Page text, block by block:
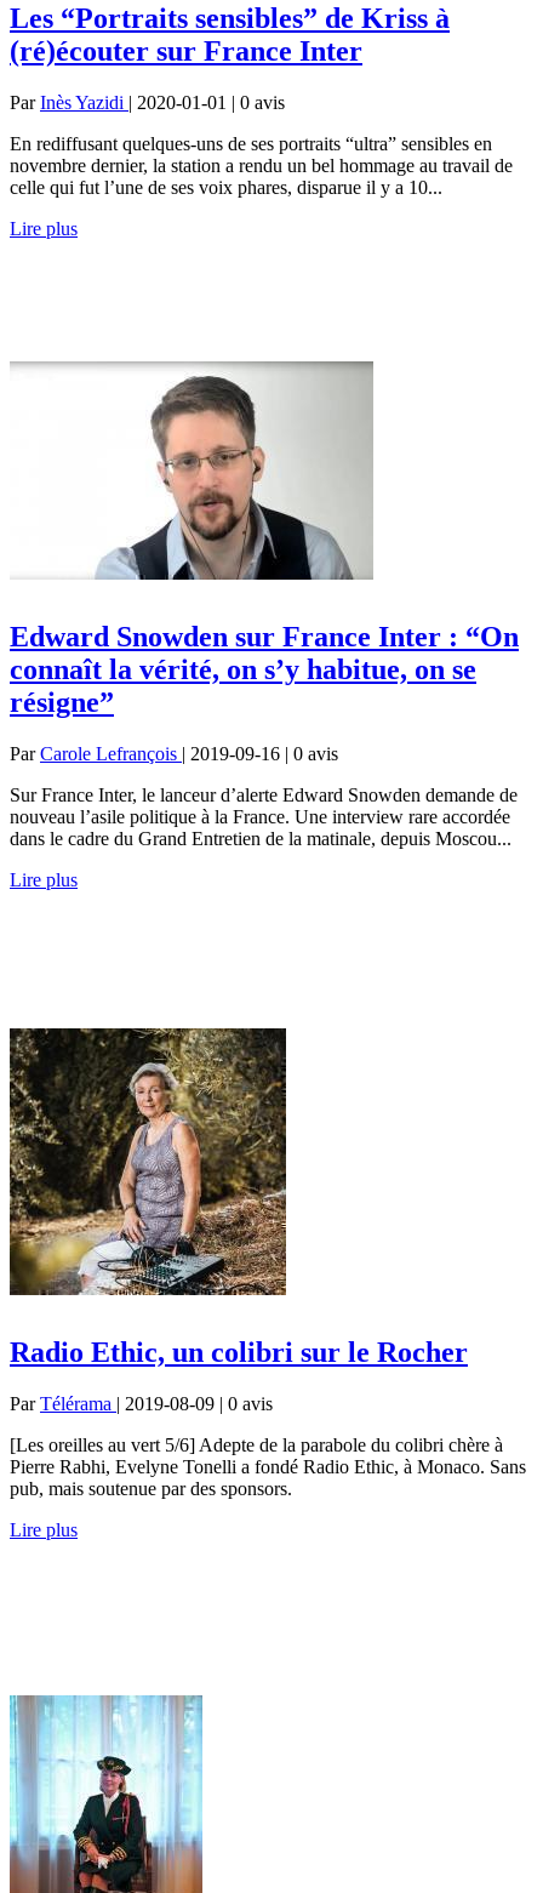
Les “Portraits sensibles” de Kriss à
(ré)écouter sur France Inter
ParInès Yazidi | 2020-01-01 | 0 avis
En rediffusant quelques-uns de ses portraits “ultra” sensibles en
novembre dernier, la station a rendu un bel hommage au travail de
celle qui fut l’une de ses voix phares, disparue il y a 10...
Lire plus
Edward Snowden sur France Inter : “On
connaît la vérité, on s’y habitue, on se
résigne”
ParCarole Lefrançois | 2019-09-16 | 0 avis
Sur France Inter, le lanceur d’alerte Edward Snowden demande de
nouveau l’asile politique à la France. Une interview rare accordée
dans le cadre du Grand Entretien de la matinale, depuis Moscou...
Lire plus
Radio Ethic, un colibri sur le Rocher
ParTélérama | 2019-08-09 | 0 avis
[Les oreilles au vert 5/6] Adepte de la parabole du colibri chère à
Pierre Rabhi, Evelyne Tonelli a fondé Radio Ethic, à Monaco. Sans
pub, mais soutenue par des sponsors.
Lire plus